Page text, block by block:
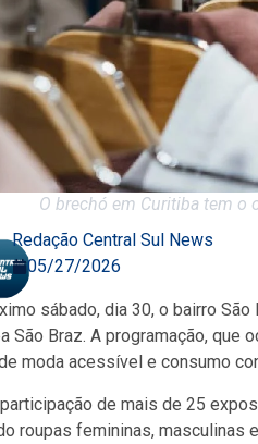
O brechó em Curitiba tem o
Redação Central Sul News
05/27/2026
sábado, dia 30, o bairro
São Braz. A programação, que
moda acessível e consumo
de mais de 25
roupas femininas, masculinas